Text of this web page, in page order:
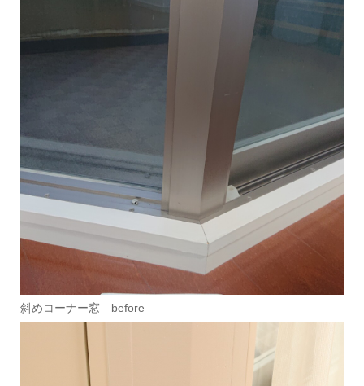
斜めコーナー窓 before